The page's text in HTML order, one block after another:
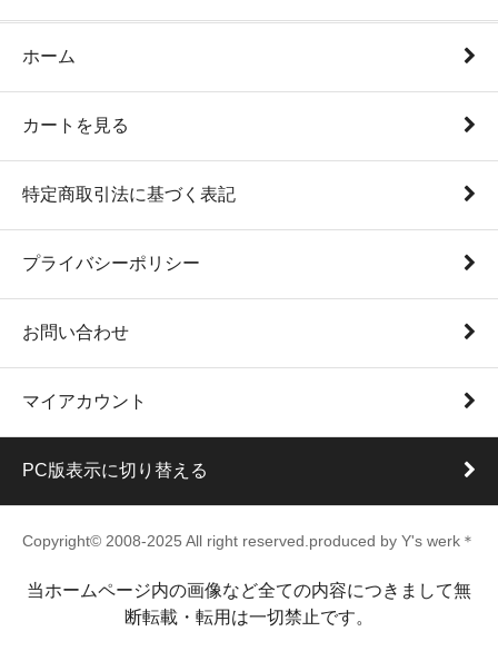
ホーム
カートを見る
特定商取引法に基づく表記
プライバシーポリシー
お問い合わせ
マイアカウント
PC版表示に切り替える
Copyright© 2008-2025 All right reserved.produced by Y's werk＊
当ホームページ内の画像など全ての内容につきまして無
断転載・転用は一切禁止です。